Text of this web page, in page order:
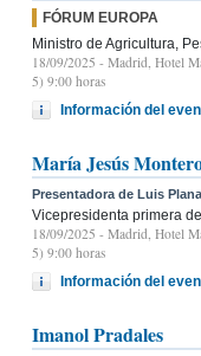
FÓRUM EUROPA
Ministro de Agricultura,
18/09/2025 - Madrid, Hotel
5) 9:00 horas
Información del
María Jesús
Presentadora de Luis
Vicepresidenta primera
18/09/2025 - Madrid, Hotel
5) 9:00 horas
Información del
Imanol Pradales